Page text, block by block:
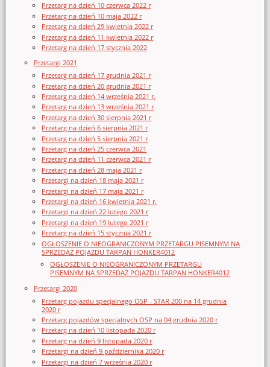
Przetarg na dzień 10 czerwca 2022 r
Przetarg na dzień 10 maja 2022 r
Przetarg na dzień 29 kwietnia 2022 r
Przetarg na dzień 11 kwietnia 2022 r
Przetarg na dzień 17 stycznia 2022
Przetargi 2021
Przetarg na dzień 17 grudnia 2021 r
Przetarg na dzień 20 grudnia 2021 r
Przetarg na dzień 14 września 2021 r.
Przetarg na dzień 13 września 2021 r
Przetarg na dzień 30 sierpnia 2021 r
Przetarg na dzień 6 sierpnia 2021 r
Przetarg na dzień 5 sierpnia 2021 r
Przetarg na dzień 25 czerwca 2021
Przetarg na dzień 11 czerwca 2021 r
Przetarg na dzień 28 maja 2021 r
Przetargi na dzień 18 maja 2021 r
Przetargi na dzień 17 maja 2021 r
Przetargi na dzień 16 kwietnia 2021 r.
Przetargi na dzień 22 lutego 2021 r
Przetargi na dzień 19 lutego 2021 r
Przetarg na dzień 15 stycznia 2021 r
OGŁOSZENIE O NIEOGRANICZONYM PRZETARGU PISEMNYM NA
SPRZEDAŻ POJAZDU TARPAN HONKER4012
OGŁOSZENIE O NIEOGRANICZONYM PRZETARGU
PISEMNYM NA SPRZEDAŻ POJAZDU TARPAN HONKER4012
Przetargi 2020
Przetarg pojazdu specjalnego OSP - STAR 200 na 14 grudnia
2020 r
Przetarg pojazdów specjalnych OSP na 04 grudnia 2020 r
Przetarg na dzień 10 listopada 2020 r
Przetarg na dzień 9 listopada 2020 r
Przetargi na dzień 9 października 2020 r
Przetargi na dzień 7 września 2020 r